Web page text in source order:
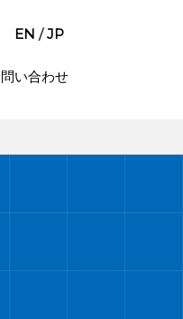
EN /JP
い合わせ